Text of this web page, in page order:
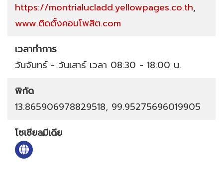
https://montrialucladd.yellowpages.co.th,
www.ติดตั้งคอมโพสิต.com
เวลาทำการ
วันจันทร์ - วันเสาร์ เวลา 08:30 - 18:00 น.
พิกัด
13.865906978829518, 99.95275696019905
โซเชียลมีเดีย